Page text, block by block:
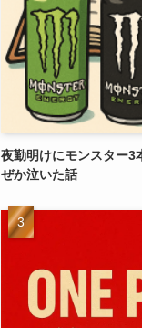
夜勤明けにモンスター3
ぜか泣いた話